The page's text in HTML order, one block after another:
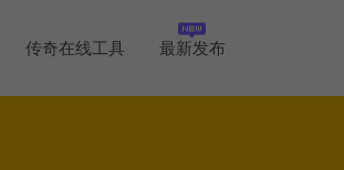
传奇在线工具 最新发布